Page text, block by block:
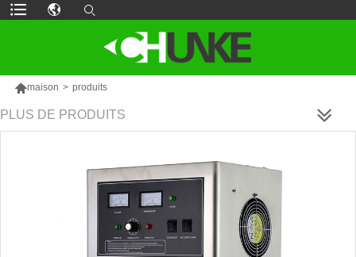
maison > produits
PLUS DE PRODUITS